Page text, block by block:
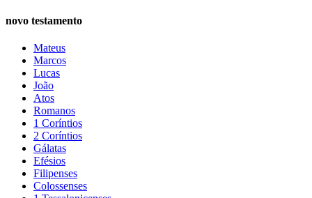
novo testamento
Mateus
Marcos
Lucas
João
Atos
Romanos
1 Coríntios
2 Coríntios
Gálatas
Efésios
Filipenses
Colossenses